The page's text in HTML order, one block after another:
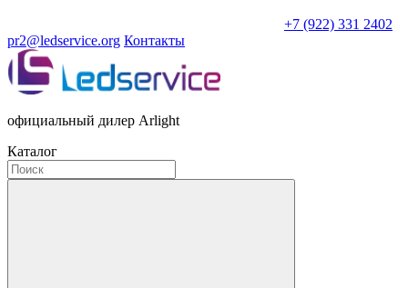
+7 (922) 331 2402
pr2@ledservice.org Контакты
официальный дилер Arlight
Каталог